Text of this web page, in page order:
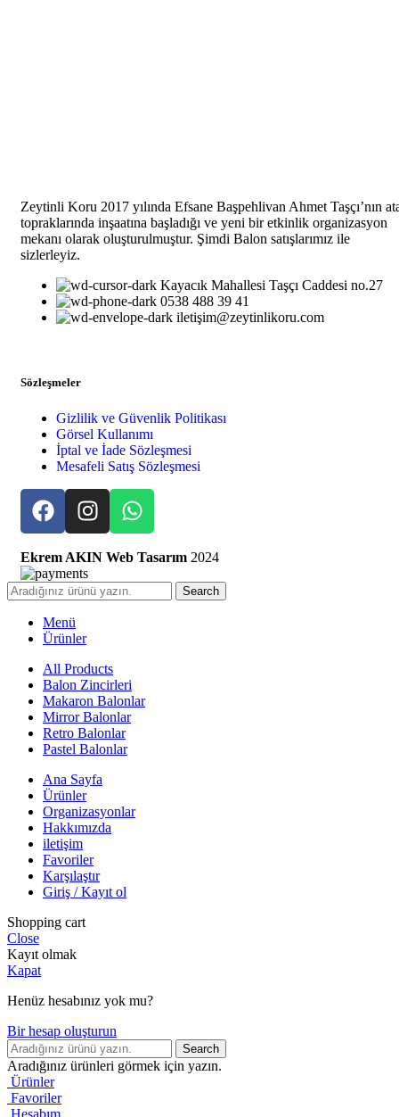
Zeytinli Koru 2017 yılında Efsane Başpehlivan Ahmet Taşçı’nın
topraklarında inşaatına başladığı ve yeni bir etkinlik organizasyon
mekanı olarak oluşturulmuştur. Şimdi Balon satışlarımız ile
sizlerleyiz.
Kayacık Mahallesi Taşçı Caddesi no.27
0538 488 39 41
iletişim@zeytinlikoru.com
Sözleşmeler
Gizlilik ve Güvenlik Politikası
Görsel Kullanımı
İptal ve İade Sözleşmesi
Mesafeli Satış Sözleşmesi
Ekrem AKIN Web Tasarım 2024
Search
Menü
Ürünler
All Products
Balon Zincirleri
Makaron Balonlar
Mirror Balonlar
Retro Balonlar
Pastel Balonlar
Ana Sayfa
Ürünler
Organizasyonlar
Hakkımızda
iletişim
Favoriler
Karşılaştır
Giriş / Kayıt ol
Shopping cart
Close
Kayıt olmak
Kapat
Henüz hesabınız yok mu?
Bir hesap oluşturun
Search
Aradığınız ürünleri görmek için yazın.
Ürünler
Favoriler
Hesabım